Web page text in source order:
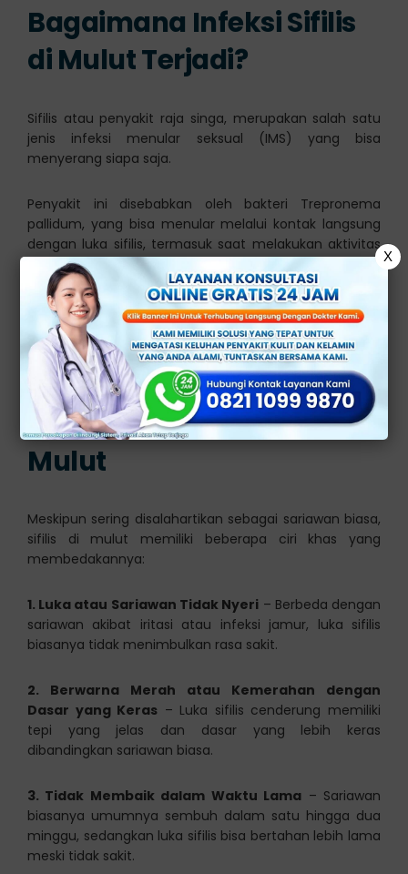
Bagaimana Infeksi Sifilis
di Mulut Terjadi?
Sifilis atau penyakit raja singa, merupakan salah satu
jenis infeksi menular seksual (IMS) yang bisa
menyerang siapa saja.
Penyakit ini disebabkan oleh bakteri Trepronema
pallidum, yang bisa menular melalui kontak langsung
dengan luka sifilis, termasuk saat melakukan aktivitas
Sifilis di mulut biasanya terjadi pada tahap primer, di
mana muncul luka terbuka (chancre) yang tidak
terasa sakit di area mulut, bibir, lidah, atau
tenggorokan.
Ciri-Ciri Infeksi Sifilis di
Mulut
Meskipun sering disalahartikan sebagai sariawan biasa,
sifilis di mulut memiliki beberapa ciri khas yang
membedakannya:
1. Luka atau Sariawan Tidak Nyeri – Berbeda dengan
sariawan akibat iritasi atau infeksi jamur, luka sifilis
biasanya tidak menimbulkan rasa sakit.
2. Berwarna Merah atau Kemerahan dengan
Dasar yang Keras – Luka sifilis cenderung memiliki
tepi yang jelas dan dasar yang lebih keras
dibandingkan sariawan biasa.
3. Tidak Membaik dalam Waktu Lama – Sariawan
biasanya umumnya sembuh dalam satu hingga dua
minggu, sedangkan luka sifilis bisa bertahan lebih lama
meski tidak sakit.
X